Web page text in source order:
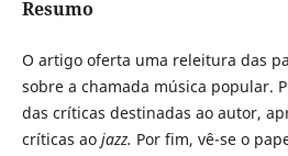
Resumo
O artigo oferta uma releitura das
sobre a chamada música popular.
das críticas destinadas ao autor,
críticas aojazz. Por fim, vê-se o